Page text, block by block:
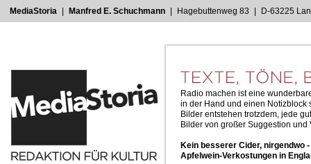
MediaStoria_ Manfred E. Schuchmann_ Hagebuttenweg 83 D-63225
Radio machen ist eine
in der Hand und einen Notizblock
Bilder entstehen trotzdem, jede
Bilder von großer Suggestion
Kein besserer Cider, nirgendwo -
Apfelwein-Verkostungen in